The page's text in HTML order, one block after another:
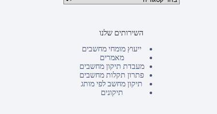
השירותים שלנו
ייעוץ מומחי מחשבים
מאמרים
מעבדת תיקון מחשבים
פתרון תקלות מחשבים
תיקון מחשב לפי מותג
תיקונים